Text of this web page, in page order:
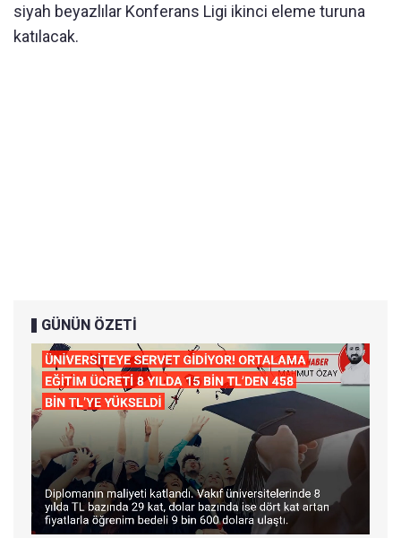
siyah beyazlılar Konferans Ligi ikinci eleme turuna
katılacak.
GÜNÜN ÖZETİ